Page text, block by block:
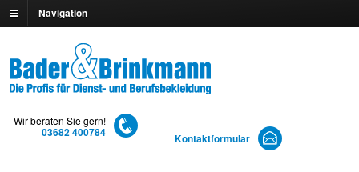
Navigation
Wir beraten Sie gern!
03682 400784 Kontaktformular